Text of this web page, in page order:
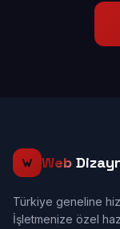
Web
Türkiye geneline
İşletmenize özel